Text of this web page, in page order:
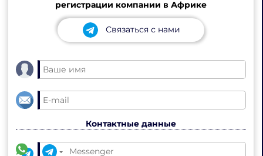
регистрации компании в Африке
Связаться с нами
Контактные данные